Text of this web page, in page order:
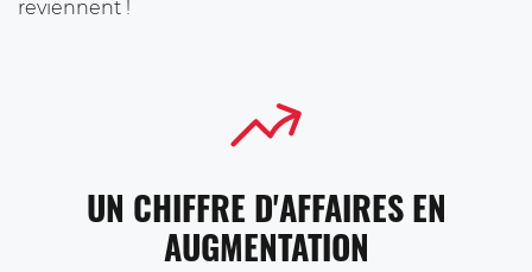
reviennent !
UN CHIFFRE D'AFFAIRES EN
AUGMENTATION